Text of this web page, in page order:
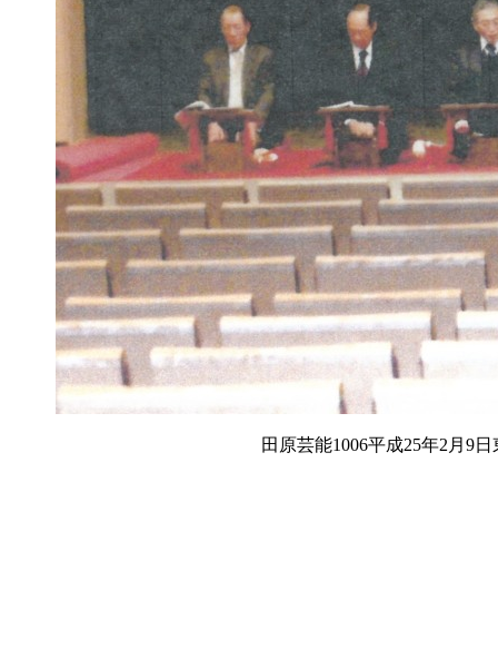
田原芸能1006平成25年2月9